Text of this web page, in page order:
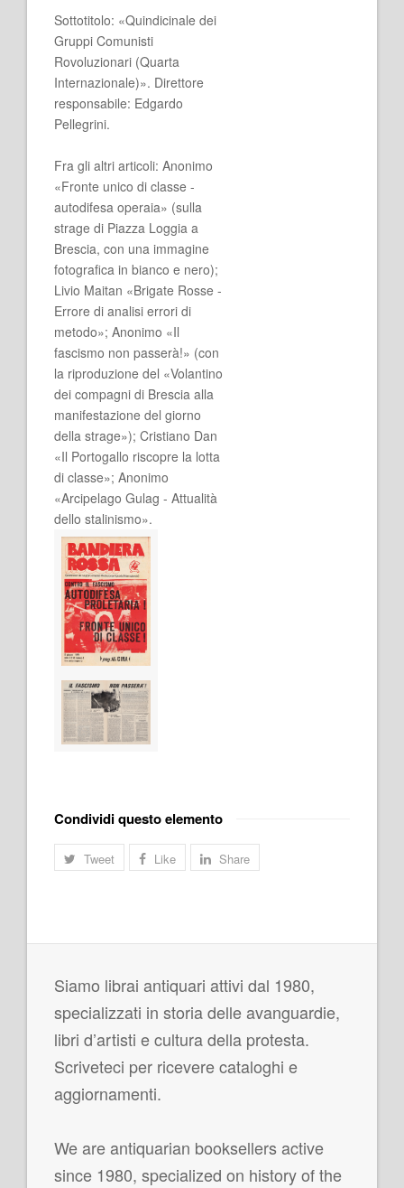
Sottotitolo: «Quindicinale dei
Gruppi Comunisti
Rovoluzionari (Quarta
Internazionale)». Direttore
responsabile: Edgardo
Pellegrini.
Fra gli altri articoli: Anonimo
«Fronte unico di classe -
autodifesa operaia» (sulla
strage di Piazza Loggia a
Brescia, con una immagine
fotografica in bianco e nero);
Livio Maitan «Brigate Rosse -
Errore di analisi errori di
metodo»; Anonimo «Il
fascismo non passerà!» (con
la riproduzione del «Volantino
dei compagni di Brescia alla
manifestazione del giorno
della strage»); Cristiano Dan
«Il Portogallo riscopre la lotta
di classe»; Anonimo
«Arcipelago Gulag - Attualità
dello stalinismo».
Condividi questo elemento
Tweet Like Share
Siamo librai antiquari attivi dal 1980,
specializzati in storia delle avanguardie,
libri d’artisti e cultura della protesta.
Scriveteci per ricevere cataloghi e
aggiornamenti.
We are antiquarian booksellers active
since 1980, specialized on history of the